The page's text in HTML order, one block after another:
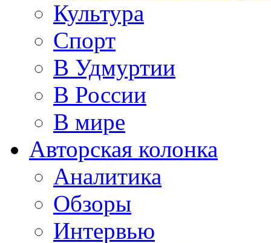
Культура
Спорт
В Удмуртии
В России
В мире
Авторская колонка
Аналитика
Обзоры
Интервью